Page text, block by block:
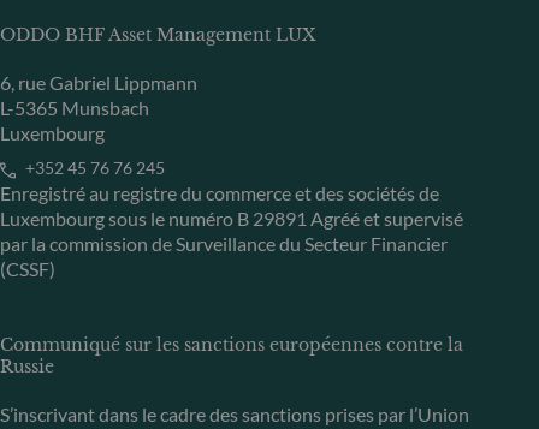
ODDO BHF Asset Management LUX
6, rue Gabriel Lippmann
L-5365 Munsbach
Luxembourg
+352 45 76 76 245
Enregistré au registre du commerce et des sociétés de
Luxembourg sous le numéro B 29891 Agréé et supervisé
par la commission de Surveillance du Secteur Financier
(CSSF)
Communiqué sur les sanctions européennes contre la
Russie
S’inscrivant dans le cadre des sanctions prises par l’Union